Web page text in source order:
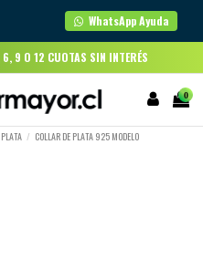
WhatsApp Ayuda
6, 9 O 12 CUOTAS SIN INTERÉS
0
COLLAR DE PLATA 925 MODELO